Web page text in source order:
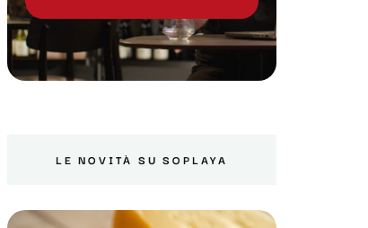
LE NOVITÀ SU SOPLAYA